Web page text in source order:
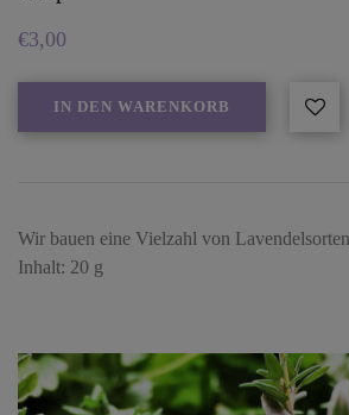
€3,00
IN DEN WARENKORB
Wir bauen eine Vielzahl von
Inhalt: 20 g